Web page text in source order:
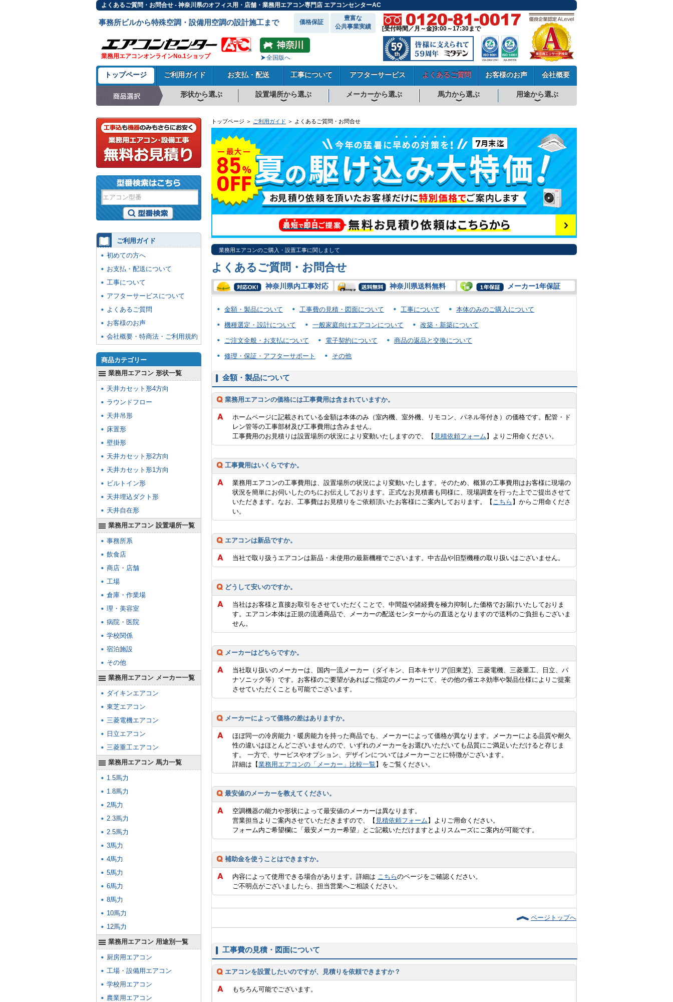
よくあるご質問・お問合せ - 神奈川県のオフィス用・店舗・業務用エアコン専門店 エアコンセンターAC
事務所ビルから特殊空調・設備用空調の設計施工まで 価格保証
豊富な
公共事業実績
業務用エアコンオンラインNo.1ショップ 全国版へ
[受付時間／月～金]9:00～17:30まで
トップページ ご利用ガイド お支払・配送 工事について アフターサービス よくあるご質問 お客様のお声 会社概要
形状から選ぶ 設置場所から選ぶ メーカーから選ぶ 馬力から選ぶ 用途から選ぶ
トップページ ＞ ご利用ガイド ＞ よくあるご質問・お問合せ
業務用エアコンのご購入・設置工事に関しまして
よくあるご質問・お問合せ
神奈川県内工事対応 神奈川県送料無料 メーカー1年保証
金額・製品について 工事費の見積・図面について 工事について 本体のみのご購入について
機種選定・設計について 一般家庭向けエアコンについて 改築・新築について
ご注文全般・お支払について 電子契約について 商品の返品と交換について
修理・保証・アフターサポート その他
金額・製品について
業務用エアコンの価格には工事費用は含まれていますか。
ホームページに記載されている金額は本体のみ（室内機、室外機、リモコン、パネル等付き）の価格です。配管・ド
レン管等の工事部材及び工事費用は含みません。
工事費用のお見積りは設置場所の状況により変動いたしますので、【 見積依頼フォーム 】よりご用命ください。
工事費用はいくらですか。
業務用エアコンの工事費用は、設置場所の状況により変動いたします。そのため、概算の工事費用はお客様に現場の
状況を簡単にお伺いしたのちにお伝えしております。正式なお見積書も同様に、現場調査を行った上でご提出させて
いただきます。なお、工事費はお見積りをご依頼頂いたお客様にご案内しております。【 こちら 】からご用命くださ
い。
エアコンは新品ですか。
当社で取り扱うエアコンは新品・未使用の最新機種でございます。中古品や旧型機種の取り扱いはございません。
どうして安いのですか。
当社はお客様と直接お取引をさせていただくことで、中間益や諸経費を極力抑制した価格でお届けいたしておりま
す。エアコン本体は正規の流通商品で、メーカーの配送センターからの直送となりますので送料のご負担もございま
せん。
メーカーはどちらですか。
当社取り扱いのメーカーは、国内一流メーカー（ダイキン、日本キヤリア(旧東芝)、三菱電機、三菱重工、日立、パ
ナソニック等）です。お客様のご要望があればご指定のメーカーにて、その他の省エネ効率や製品仕様によりご提案
させていただくことも可能でございます。
メーカーによって価格の差はありますか。
ほぼ同一の冷房能力・暖房能力を持った商品でも、メーカーによって価格が異なります。メーカーによる品質や耐久
性の違いはほとんどございませんので、いずれのメーカーをお選びいただいても品質にご満足いただけると存じま
す。 一方で、サービスやオプション、デザインについてはメーカーごとに特徴がございます。
詳細は【業務用エアコンの「メーカー」比較一覧 】をご覧ください。
最安値のメーカーを教えてください。
空調機器の能力や形状によって最安値のメーカーは異なります。
営業担当よりご案内させていただきますので、【 見積依頼フォーム 】よりご用命ください。
フォーム内ご希望欄に「最安メーカー希望」とご記載いただけますとよりスムーズにご案内が可能です。
補助金を使うことはできますか。
内容によって使用できる場合があります。詳細は こちらのページをご確認ください。
ご不明点がございましたら、担当営業へご相談ください。
ページトップへ
工事費の見積・図面について
エアコンを設置したいのですが、見積りを依頼できますか？
もちろん可能でございます。
ご利用ガイド
初めての方へ
お支払・配送について
工事について
アフターサービスについて
よくあるご質問
お客様のお声
会社概要・特商法・ご利用規約
商品カテゴリー
業務用エアコン 形状一覧
天井カセット形4方向
ラウンドフロー
天井吊形
床置形
壁掛形
天井カセット形2方向
天井カセット形1方向
ビルトイン形
天井埋込ダクト形
天井自在形
業務用エアコン 設置場所一覧
事務所系
飲食店
商店・店舗
工場
倉庫・作業場
理・美容室
病院・医院
学校関係
宿泊施設
その他
業務用エアコン メーカー一覧
ダイキンエアコン
東芝エアコン
三菱電機エアコン
日立エアコン
三菱重工エアコン
業務用エアコン 馬力一覧
1.5馬力
1.8馬力
2馬力
2.3馬力
2.5馬力
3馬力
4馬力
5馬力
6馬力
8馬力
10馬力
12馬力
業務用エアコン 用途別一覧
厨房用エアコン
工場・設備用エアコン
学校用エアコン
農業用エアコン